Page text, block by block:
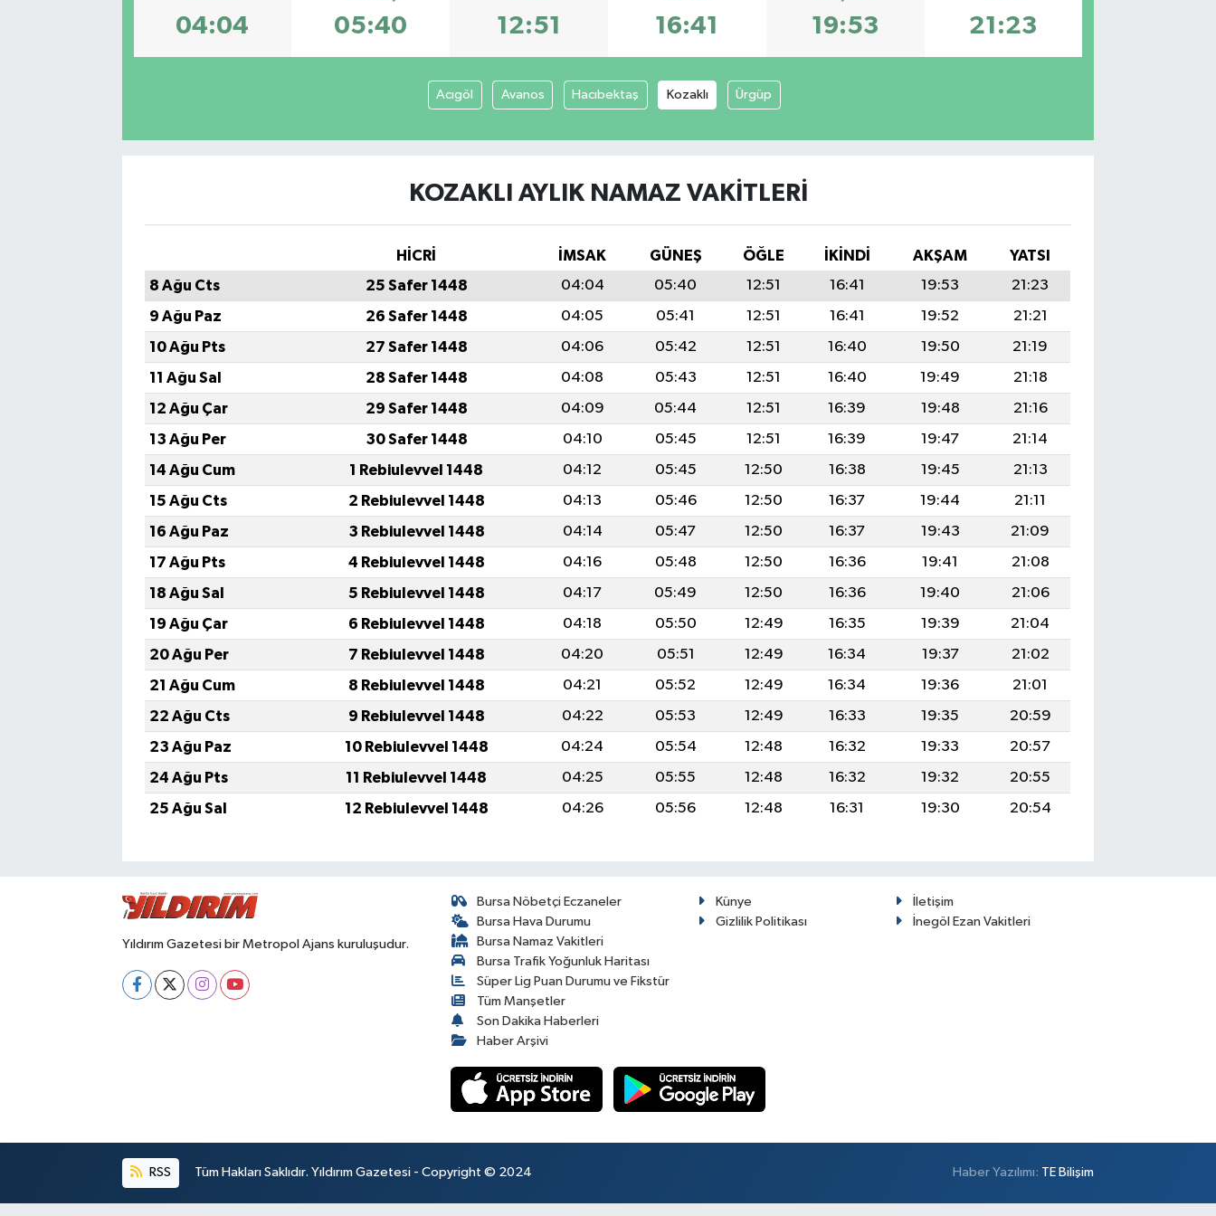
04:04 05:40 12:51 16:41 19:53 21:23
Acıgöl Avanos Hacıbektaş Kozaklı Ürgüp
KOZAKLI AYLIK NAMAZ VAKITLERI
HİCRİ İMSAK GÜNEŞ ÖĞLE İKINDI AKŞAM
YATSI
8 Ağu Cts
25 Safer 1448 04:04 05:40 12:51 16:41 19:53
21:23
9 Ağu Paz
26 Safer 1448 04:05 05:41 12:51 16:41 19:52
21:21
10 Ağu Pts
27 Safer 1448 04:06 05:42 12:51 16:40 19:50
21:19
11 Ağu Sal
28 Safer 1448 04:08 05:43 12:51 16:40 19:49
21:18
12 Ağu Çar
29 Safer 1448 04:09 05:44 12:51 16:39 19:48
21:16
13 Ağu Per
30 Safer 1448 04:10 05:45 12:51 16:39 19:47
21:14
14 Ağu Cum
1 Rebiulevvel 1448 04:12 05:45 12:50 16:38 19:45
21:13
15 Ağu Cts
2 Rebiulevvel 1448 04:13 05:46 12:50 16:37 19:44
21:11
16 Ağu Paz
3 Rebiulevvel 1448 04:14 05:47 12:50 16:37 19:43
21:09
17 Ağu Pts
4 Rebiulevvel 1448 04:16 05:48 12:50 16:36 19:41
21:08
18 Ağu Sal
5 Rebiulevvel 1448 04:17 05:49 12:50 16:36 19:40
21:06
19 Ağu Çar
6 Rebiulevvel 1448 04:18 05:50 12:49 16:35 19:39
21:04
20 Ağu Per
7 Rebiulevvel 1448 04:20 05:51 12:49 16:34 19:37
21:02
21 Ağu Cum
8 Rebiulevvel 1448 04:21 05:52 12:49 16:34 19:36
21:01
22 Ağu Cts
9 Rebiulevvel 1448 04:22 05:53 12:49 16:33 19:35
20:59
23 Ağu Paz
10 Rebiulevvel 1448 04:24 05:54 12:48 16:32 19:33
20:57
24 Ağu Pts
11 Rebiulevvel 1448 04:25 05:55 12:48 16:32 19:32
20:55
25 Ağu Sal
12 Rebiulevvel 1448 04:26 05:56 12:48 16:31 19:30 20:54
Yıldırım Gazetesi bir Metropol Ajans kuruluşudur.
Bursa Nöbetçi Eczaneler
Bursa Hava Durumu
Bursa Namaz Vakitleri
Bursa Trafik Yoğunluk Haritası
Süper Lig Puan Durumu ve Fikstür
Tüm Manşetler
Son Dakika Haberleri
Haber Arşivi
Künye
İletişim
Gizlilik Politikası
İnegöl Ezan Vakitleri
RSS Tüm Hakları Saklıdır. Yıldırım Gazetesi - Copyright © 2024 Haber Yazılımı: TE Bilişim